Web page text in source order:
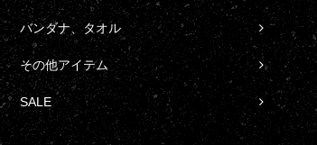
バンダナ、タオル
その他アイテム
SALE